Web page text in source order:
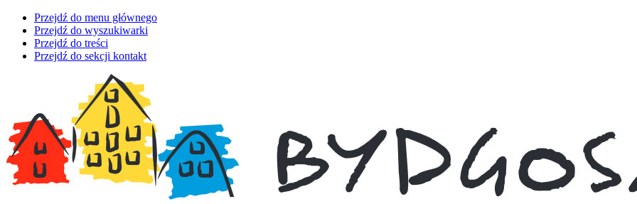
Przejdź do menu głównego
Przejdź do wyszukiwarki
Przejdź do treści
Przejdź do sekcji kontakt